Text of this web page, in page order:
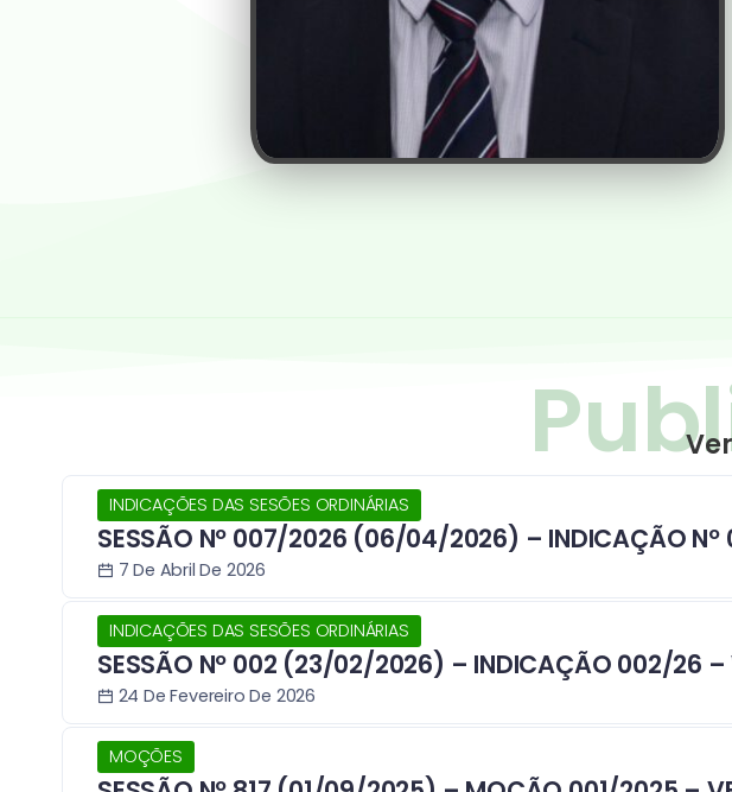
INDICAÇÕES DAS SESÕES ORDINÁRIAS
SESSÃO Nº 007/2026 (06/04/2026) – INDICAÇÃO Nº
7 De Abril De 2026
INDICAÇÕES DAS SESÕES ORDINÁRIAS
SESSÃO Nº 002 (23/02/2026) – INDICAÇÃO 002/26 –
24 De Fevereiro De 2026
MOÇÕES